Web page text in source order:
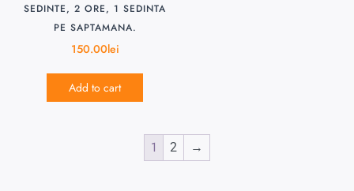
SEDINTE, 2 ORE, 1 SEDINTA
PE SAPTAMANA.
150.00lei
Add to cart
1 2 →